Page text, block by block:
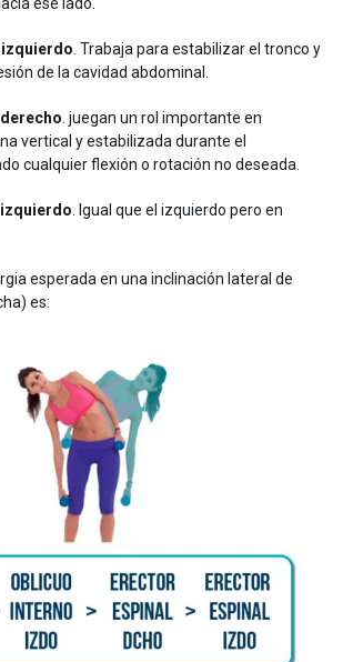
ese lado.
izquierdo. Trabaja para estabilizar el tronco y
de la cavidad abdominal.
. juegan un rol importante en
vertical y estabilizada durante el
cualquier flexión o rotación no deseada.
. Igual que el izquierdo pero en
esperada en una inclinación lateral de
es: